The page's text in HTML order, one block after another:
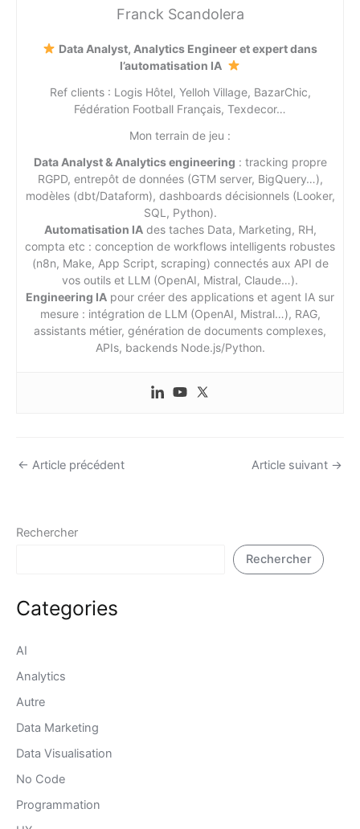
Franck Scandolera
Data Analyst, Analytics Engineer et expert dans
l’automatisation IA
Ref clients : Logis Hôtel, Yelloh Village, BazarChic,
Fédération Football Français, Texdecor…
Mon terrain de jeu :
Data Analyst & Analytics engineering : tracking propre
RGPD, entrepôt de données (GTM server, BigQuery…),
modèles (dbt/Dataform), dashboards décisionnels (Looker,
SQL, Python).
Automatisation IAdes taches Data, Marketing, RH,
compta etc : conception de workflows intelligents robustes
(n8n, Make, App Script, scraping) connectés aux API de
vos outils et LLM (OpenAI, Mistral, Claude…).
Engineering IA pour créer des applications et agent IA sur
mesure : intégration de LLM (OpenAI, Mistral…), RAG,
assistants métier, génération de documents complexes,
APIs, backends Node.js/Python.
← Article précédent Article suivant →
Rechercher
Rechercher
Categories
AI
Analytics
Autre
Data Marketing
Data Visualisation
No Code
Programmation